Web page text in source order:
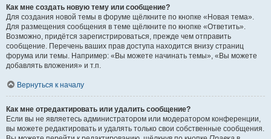
Как мне создать новую тему или сообщение?
Для создания новой темы в форуме щёлкните по кнопке «Новая тема».
Для размещения сообщения в теме щёлкните по кнопке «Ответить».
Возможно, придётся зарегистрироваться, прежде чем отправить
сообщение. Перечень ваших прав доступа находится внизу страниц
форума или темы. Например: «Вы можете начинать темы», «Вы можете
добавлять вложения» и т.п.
Вернуться к началу
Как мне отредактировать или удалить сообщение?
Если вы не являетесь администратором или модератором конференции,
вы можете редактировать и удалять только свои собственные сообщения.